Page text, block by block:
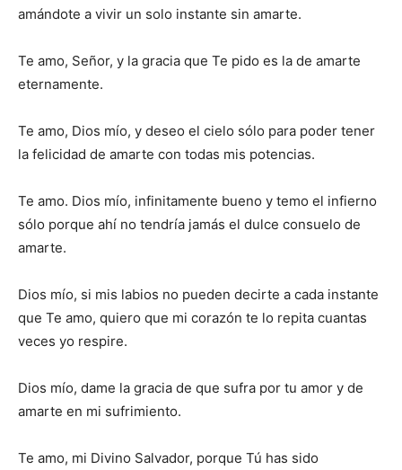
amándote a vivir un solo instante sin amarte.
Te amo, Señor, y la gracia que Te pido es la de amarte
eternamente.
Te amo, Dios mío, y deseo el cielo sólo para poder tener
la felicidad de amarte con todas mis potencias.
Te amo. Dios mío, infinitamente bueno y temo el infierno
sólo porque ahí no tendría jamás el dulce consuelo de
amarte.
Dios mío, si mis labios no pueden decirte a cada instante
que Te amo, quiero que mi corazón te lo repita cuantas
veces yo respire.
Dios mío, dame la gracia de que sufra por tu amor y de
amarte en mi sufrimiento.
Te amo, mi Divino Salvador, porque Tú has sido